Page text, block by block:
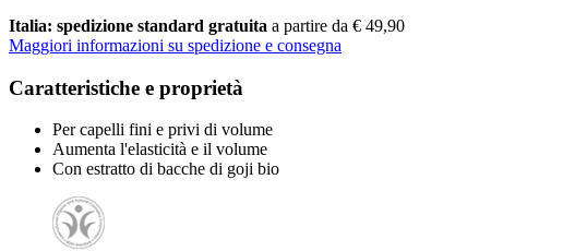
Italia: spedizione standard gratuita a partire da € 49,90
Maggiori informazioni su spedizione e consegna
Caratteristiche e proprietà
Per capelli fini e privi di volume
Aumenta l'elasticità e il volume
Con estratto di bacche di goji bio